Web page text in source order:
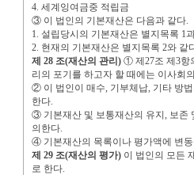
4. 세계잉여금중 적립금
③ 이 법인의 기본재산은 다음과 같다.
1. 설립당시의 기본재산은 별지목록 1
2. 현재의 기본재산은 별지목록 2와 같
제 28 조(재산의 관리 ) ① 제 27조 제 3항
리의 포기를 하고자 할 때에는 이사회
② 이 법인이 매수, 기부체납, 기타 방
한다.
③ 기본재산 및 보통재산의 유지 , 보존
의한다.
④ 기본재산의 목록이나 평가액에 변
제 29 조(재산의 평가) 이 법인의 모든
로 한다.